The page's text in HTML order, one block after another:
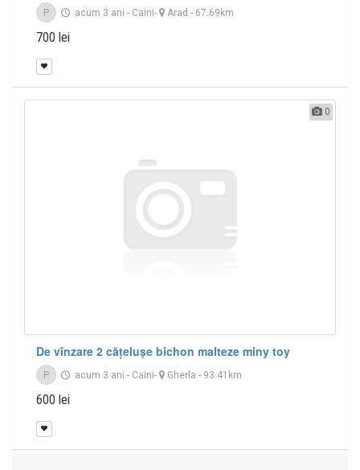
P acum 3 ani - Caini- Arad - 67.69km
700 lei
0
De vînzare 2 cățelușe bichon malteze miny toy
P acum 3 ani - Caini- Gherla - 93.41km
600 lei